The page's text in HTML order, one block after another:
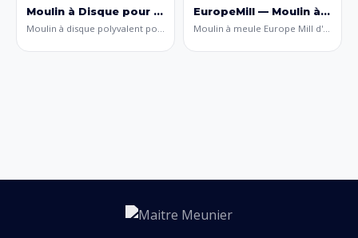
Moulin à Disque pour Épices, Herbes, Maïs et Blé
EuropeMill — Moulin à Meule (Danemark)
Moulin à meule Europe Mill d'origine Danemark, idéal pour la mouture de tous types de céréales (blé dur, blé tendre, orge, maïs, fèves, haricots secs). Permet d'obtenir de la semoule de blé dur, de la semoule d'orge en différentes catégories (fine, moyenne, grosse) ainsi que la farine complète. Moteur asynchrone triphasé de 15 CV (11 kW), tension 380V, 1400 tr/min.